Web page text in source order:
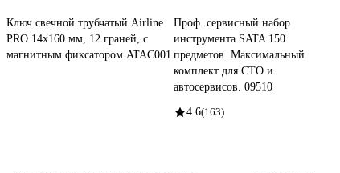
Ключ свечной трубчатый Airline
PRO 14x160 мм, 12 граней, с
магнитным фиксатором ATAC001
Проф. сервисный набор
инструмента SATA 150
предметов. Максимальный
комплект для СТО и
автосервисов. 09510
4.6(163)